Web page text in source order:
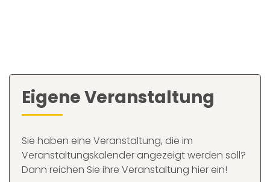
Eigene Veranstaltung
Sie haben eine Veranstaltung, die im
Veranstaltungskalender angezeigt werden soll?
Dann reichen Sie ihre Veranstaltung hier ein!